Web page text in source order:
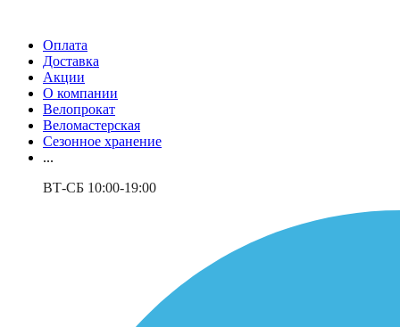
Оплата
Доставка
Акции
О компании
Велопрокат
Веломастерская
Сезонное хранение
...
ВТ-СБ 10:00-19:00